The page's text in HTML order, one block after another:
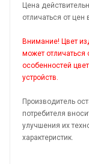
Цена
отличаться от цен
Внимание! Цвет
может отличаться
особенностей
устройств.
Производитель
потребителя
улучшения их
характеристик.